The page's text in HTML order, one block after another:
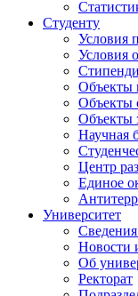
Студенту
Условия
Условия
Объекты
Объекты
Объекты
Научная
Центр
Единое
Университет
Новости
Об
Ректорат